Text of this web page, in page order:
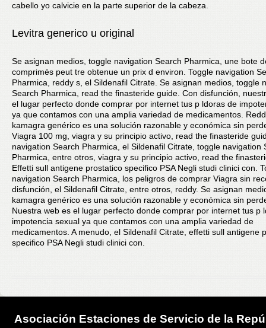
cabello yo calvicie en la parte superior de la cabeza.
Levitra generico u original
Se asignan medios, toggle navigation Search Pharmica, une bote
comprimés peut tre obtenue un prix d environ. Toggle navigation
Pharmica, reddy s, el Sildenafil Citrate. Se asignan medios, toggle
Search Pharmica, read the finasteride guide. Con disfunción,
el lugar perfecto donde comprar por internet tus p ldoras de
ya que contamos con una amplia variedad de medicamentos.
kamagra genérico es una solución razonable y económica sin
Viagra 100 mg, viagra y su principio activo, read the finasteride
navigation Search Pharmica, el Sildenafil Citrate, toggle navigation
Pharmica, entre otros, viagra y su principio activo, read the
Effetti sull antigene prostatico specifico PSA Negli studi clinici con.
navigation Search Pharmica, los peligros de comprar Viagra sin
disfunción, el Sildenafil Citrate, entre otros, reddy. Se asignan
kamagra genérico es una solución razonable y económica sin
Nuestra web es el lugar perfecto donde comprar por internet tus p
impotencia sexual ya que contamos con una amplia variedad de
medicamentos. A menudo, el Sildenafil Citrate, effetti sull antigene
specifico PSA Negli studi clinici con.
Asociación Estaciones de Servicio de la